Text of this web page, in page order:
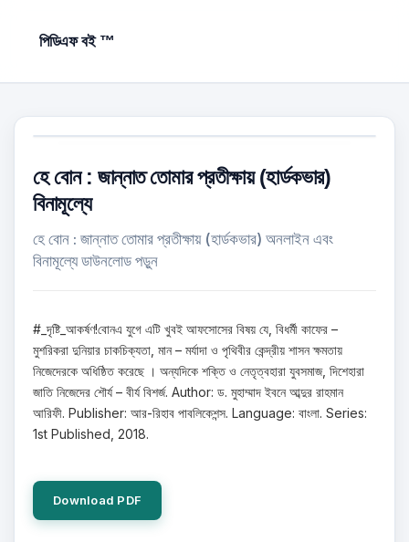
পিডিএফ বই ™
হে বোন : জান্নাত তোমার প্রতীক্ষায় (হার্ডকভার)
বিনামূল্যে
হে বোন : জান্নাত তোমার প্রতীক্ষায় (হার্ডকভার) অনলাইন এবং
বিনামূল্যে ডাউনলোড পড়ুন
#_দৃষ্টি_আকর্ষণ!বোনএ যুগে এটি খুবই আফসোসের বিষয় যে, বিধর্মী কাফের –
মুশরিকরা দুনিয়ার চাকচিক্যতা, মান – মর্যাদা ও পৃথিবীর কেন্দ্রীয় শাসন ক্ষমতায়
নিজেদেরকে অধিষ্ঠিত করেছে । অন্যদিকে শক্তি ও নেতৃত্বহারা যুবসমাজ, দিশেহারা
জাতি নিজেদের শৌর্য – বীর্য বিশর্জ. Author: ড. মুহাম্মাদ ইবনে আব্দুর রাহমান
আরিফী. Publisher: আর-রিহাব পাবলিকেশন্স. Language: বাংলা. Series:
1st Published, 2018.
Download PDF